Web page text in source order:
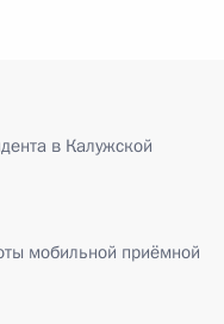
в Калужской
мобильной приёмной